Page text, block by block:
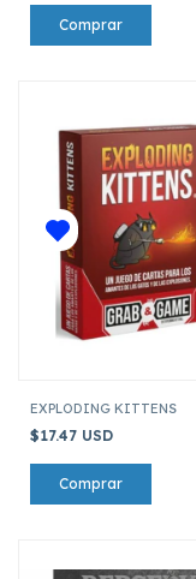
EXPLODING KITTENS
$17.47 USD